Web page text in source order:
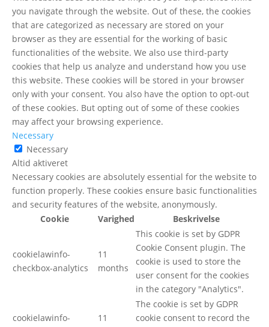
you navigate through the website. Out of these, the cookies
that are categorized as necessary are stored on your
browser as they are essential for the working of basic
functionalities of the website. We also use third-party
cookies that help us analyze and understand how you use
this website. These cookies will be stored in your browser
only with your consent. You also have the option to opt-out
of these cookies. But opting out of some of these cookies
may affect your browsing experience.
Necessary
Necessary
Altid aktiveret
Necessary cookies are absolutely essential for the website to
function properly. These cookies ensure basic functionalities
and security features of the website, anonymously.
Cookie
Varighed Beskrivelse
cookielawinfo-
checkbox-analytics
11
months
This cookie is set by GDPR
Cookie Consent plugin. The
cookie is used to store the
user consent for the cookies
in the category "Analytics".
cookielawinfo-
11
The cookie is set by GDPR
cookie consent to record the